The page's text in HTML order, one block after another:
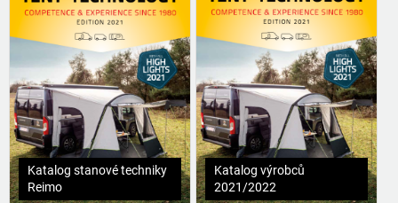
Katalog stanové techniky
Reimo
Katalog výrobců
2021/2022